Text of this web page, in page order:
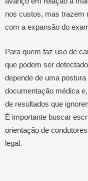
nos custos, mas trazem
com a expansão do
Para quem faz uso de
que podem ser
depende de uma
documentação médica
de resultados que
É importante buscar
orientação de
legal.